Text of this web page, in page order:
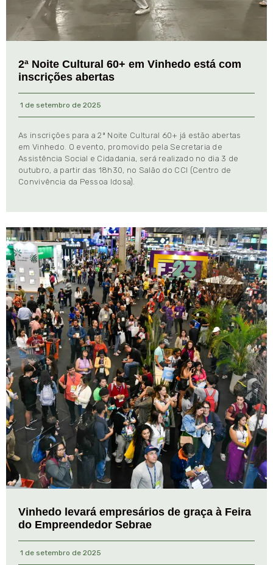
2ª Noite Cultural 60+ em Vinhedo está com
inscrições abertas
1 de setembro de 2025
As inscrições para a 2ª Noite Cultural 60+ já estão abertas
em Vinhedo. O evento, promovido pela Secretaria de
Assistência Social e Cidadania, será realizado no dia 3 de
outubro, a partir das 18h30, no Salão do CCI (Centro de
Convivência da Pessoa Idosa).
Vinhedo levará empresários de graça à Feira
do Empreendedor Sebrae
1 de setembro de 2025